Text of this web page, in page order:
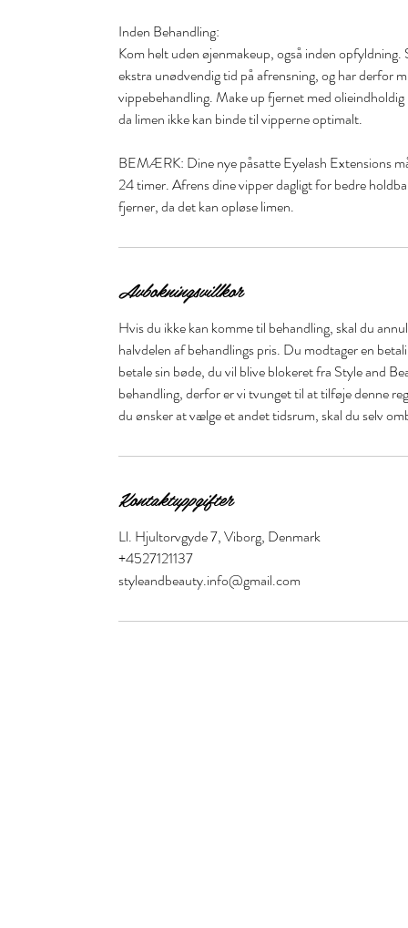
Inden Behandling:
Kom helt uden øjenmakeup, også inden
ekstra unødvendig tid på afrensning, og har derfor
vippebehandling. Make up fjernet med
da limen ikke kan binde til vipperne optimalt.
BEMÆRK: Dine nye påsatte Eyelash Extensions
24 timer. Afrens dine vipper dagligt for bedre
Avbokningsvillkor
Hvis du ikke kan komme til behandling, skal du
halvdelen af behandlings pris. Du modtager en
betale sin bøde, du vil blive blokeret fra Style and
behandling, derfor er vi tvunget til at tilføje denne
du ønsker at vælge et andet tidsrum, skal du selv
Kontaktuppgifter
Ll. Hjultorvgyde 7, Viborg, Denmark
+4527121137
styleandbeauty.info@gmail.com